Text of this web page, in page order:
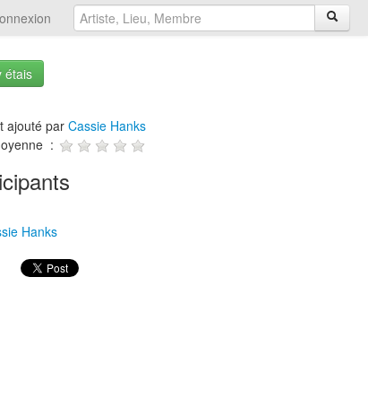
étais
ajouté parCassie Hanks
:
Hanks